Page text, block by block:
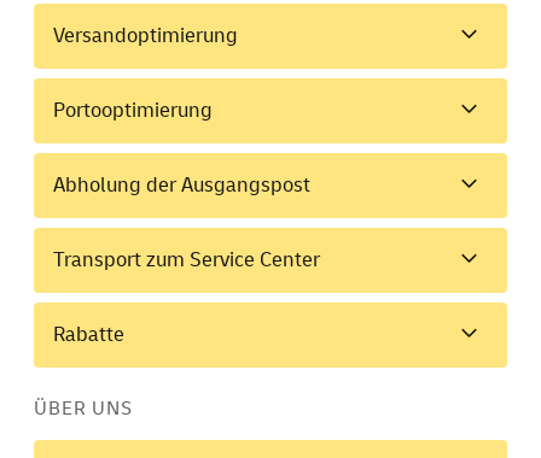
Versandoptimierung
Portooptimierung
Abholung der Ausgangspost
Transport zum Service Center
Rabatte
ÜBER UNS